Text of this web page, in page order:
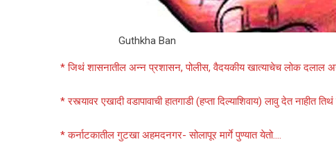
Guthkha Ban
* जिथं शासनातील अन्न प्रशासन, पोलीस, वैदयकीय खात्याचेच लोक दलाल
* रस्त्यावर एखादी वडापावाची हातगाडी (हप्ता दिल्याशिवाय) लावु देत
* कर्नाटकातील गुटखा अहमदनगर- सोलापूर मार्गे पुण्यात येतो….